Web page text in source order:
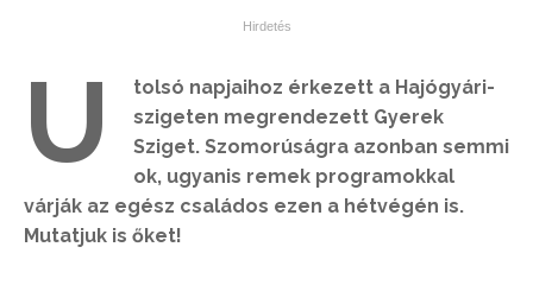
U
tolsó napjaihoz érkezett a Hajógyári-
szigeten megrendezett Gyerek
Sziget. Szomorúságra azonban semmi
ok, ugyanis remek programokkal
várják az egész családos ezen a hétvégén is.
Mutatjuk is őket!